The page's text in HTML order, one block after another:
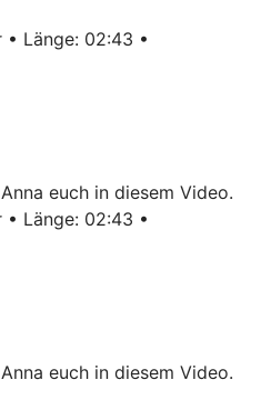
• Länge: 02:43 •
euch in diesem Video.
• Länge: 02:43 •
euch in diesem Video.